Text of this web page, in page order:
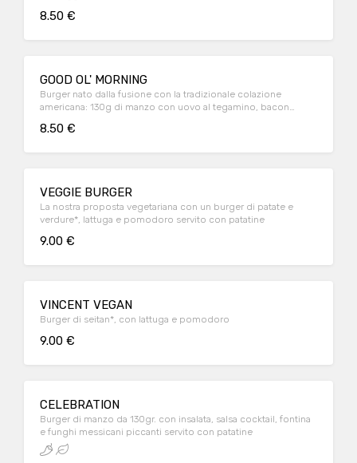
8.50 €
GOOD OL' MORNING
Burger nato dalla fusione con la tradizionale colazione
americana: 130g di manzo con uovo al tegamino, bacon
8.50 €
VEGGIE BURGER
La nostra proposta vegetariana con un burger di patate e
verdure*, lattuga e pomodoro servito con patatine
9.00 €
VINCENT VEGAN
Burger di seitan*, con lattuga e pomodoro
9.00 €
CELEBRATION
Burger di manzo da 130gr. con insalata, salsa cocktail, fontina
e funghi messicani piccanti servito con patatine